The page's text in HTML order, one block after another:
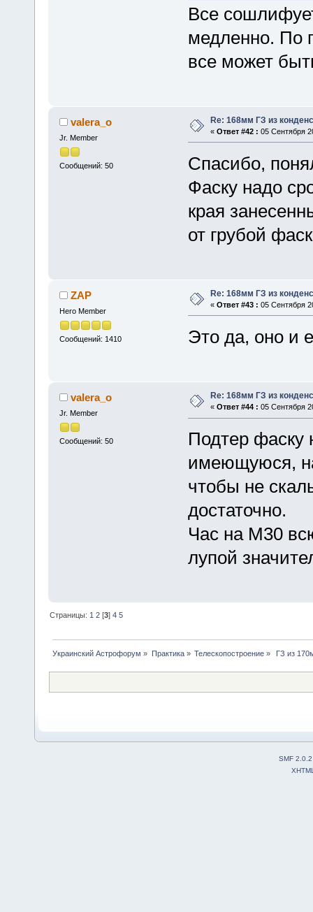
Все
медленно. По
все может
valera_o
Jr. Member
Сообщений: 50
Re: 168мм ГЗ из
« Ответ #42 : 05 Сентября
Спасибо,
Фаску надо
края
от грубой
ZAP
Hero Member
Сообщений: 1410
Re: 168мм ГЗ из
« Ответ #43 : 05 Сентября
Это да, оно и
valera_o
Jr. Member
Сообщений: 50
Re: 168мм ГЗ из
« Ответ #44 : 05 Сентября
Подтер фаску
имеющуюся,
чтобы не
достаточно.
Час на М30
лупой
Страницы: 1 2 [3]4 5
Украинский Астрофорум » Практика» Телескопостроение» ГЗ из
SMF 2.0.2